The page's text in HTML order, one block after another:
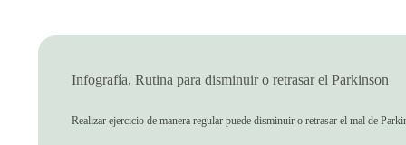
Infografía, Rutina para disminuir o retrasar el Parkinson
Realizar ejercicio de manera regular puede disminuir o retrasar el mal de